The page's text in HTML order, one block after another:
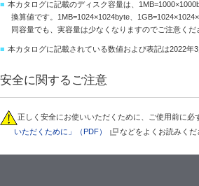
■ 本カタログに記載のディスク容量は、
換算値です。1MB=1024×1024byte、
同容量でも、実容量は少なくなりますのでご注意くだ
■ 本カタログに記載されている数値および表記は2022年3
安全に関するご注意
正しく安全にお使いいただくために、ご使用前に必
いただくために」（PDF）
などをよくお読みくだ